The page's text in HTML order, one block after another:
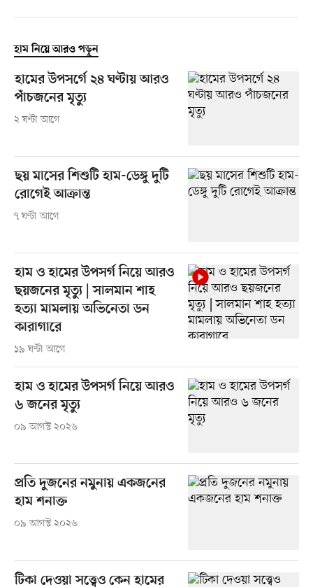
হাম নিয়ে আরও পড়ুন
হামের উপসর্গে ২৪ ঘণ্টায় আরও
পাঁচজনের মৃত্যু
২ ঘণ্টা আগে
ছয় মাসের শিশুটি হাম-ডেঙ্গু দুটি
রোগেই আক্রান্ত
৭ ঘণ্টা আগে
হাম ও হামের উপসর্গ নিয়ে আরও
ছয়জনের মৃত্যু | সালমান শাহ
হত্যা মামলায় অভিনেতা ডন
কারাগারে
১৯ ঘণ্টা আগে
হাম ও হামের উপসর্গ নিয়ে আরও
৬ জনের মৃত্যু
০৯ আগস্ট ২০২৬
প্রতি দুজনের নমুনায় একজনের
হাম শনাক্ত
০৯ আগস্ট ২০২৬
টিকা দেওয়া সত্ত্বেও কেন হামের